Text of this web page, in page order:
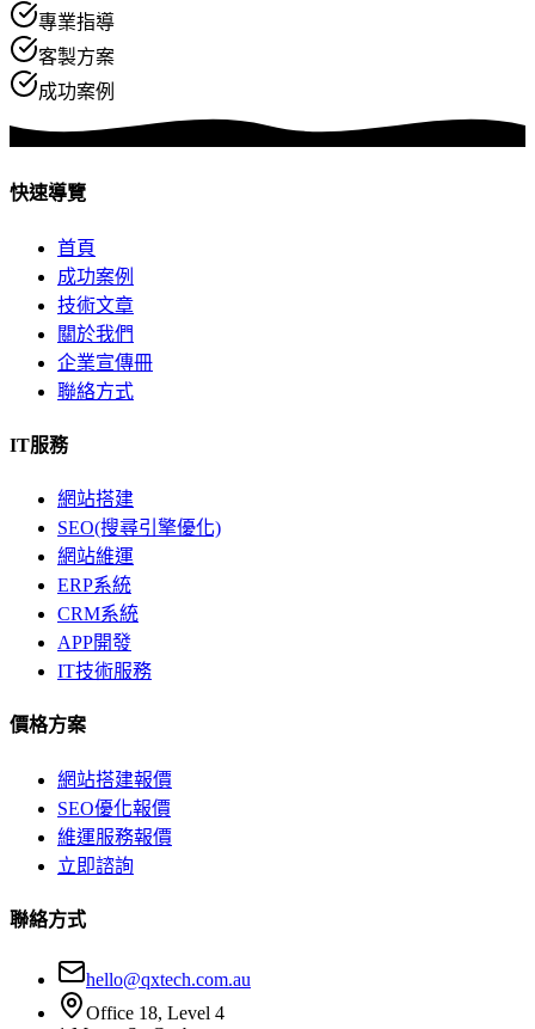
專業指導
客製方案
成功案例
快速導覽
首頁
成功案例
技術文章
關於我們
企業宣傳冊
聯絡方式
IT服務
網站搭建
SEO(搜尋引擎優化)
網站維運
ERP系統
CRM系統
APP開發
IT技術服務
價格方案
網站搭建報價
SEO優化報價
維運服務報價
立即諮詢
聯絡方式
hello@qxtech.com.au
Office 18, Level 4